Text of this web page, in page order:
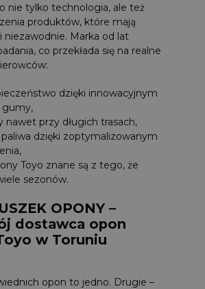
nie tylko technologia, ale też
produktów, które mają
i niezawodnie. Marka od lat
co przekłada się na realne
dzięki innowacyjnym
gumy,
nawet przy długich trasach,
dzięki zoptymalizowanym
Toyo znane są z tego, że
sezonów.
OPONY –
dostawca opon
w Toruniu
opon to jedno. Drugie –